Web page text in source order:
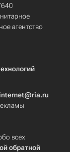
агентство
всех
обратной